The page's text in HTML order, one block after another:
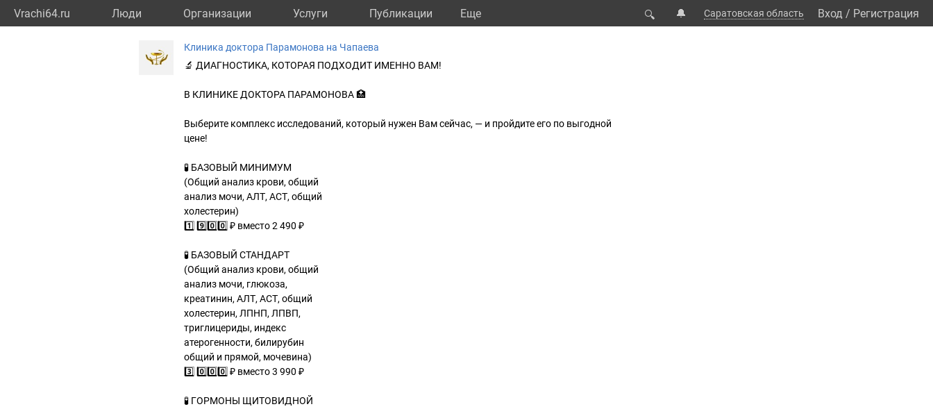
Vrachi64.ru Люди Организации Услуги Публикации Eще 🔍 🔔 Саратовская область Вход / Регистрация
Клиника доктора Парамонова на Чапаева
🔬 ДИАГНОСТИКА, КОТОРАЯ ПОДХОДИТ ИМЕННО ВАМ!
В КЛИНИКЕ ДОКТОРА ПАРАМОНОВА 🏥
Выберите комплекс исследований, который нужен Вам сейчас, — и пройдите его по выгодной
цене!
🧪 БАЗОВЫЙ МИНИМУМ
(Общий анализ крови, общий
анализ мочи, АЛТ, АСТ, общий
холестерин)
1️⃣ 9️⃣0️⃣0️⃣ ₽ вместо 2 490 ₽
🧪 БАЗОВЫЙ СТАНДАРТ
(Общий анализ крови, общий
анализ мочи, глюкоза,
креатинин, АЛТ, АСТ, общий
холестерин, ЛПНП, ЛПВП,
триглицериды, индекс
атерогенности, билирубин
общий и прямой, мочевина)
3️⃣ 0️⃣0️⃣0️⃣ ₽ вместо 3 990 ₽
🧪 ГОРМОНЫ ЩИТОВИДНОЙ